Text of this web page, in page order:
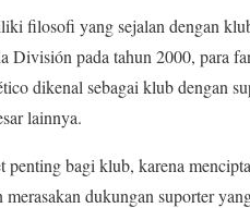
filosofi yang sejalan dengan
División pada tahun 2000, para
dikenal sebagai klub dengan
lainnya.
penting bagi klub, karena
dukungan suporter